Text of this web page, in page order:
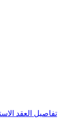
تفاصيل العقد